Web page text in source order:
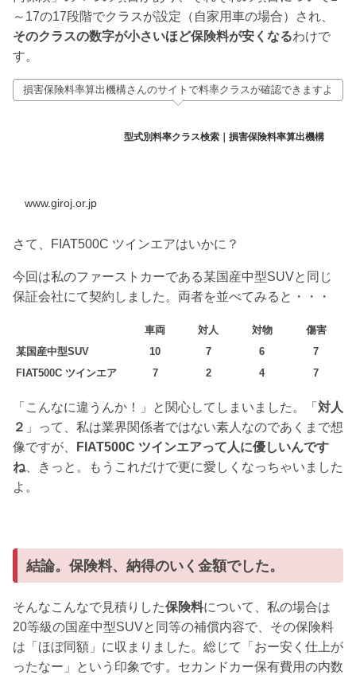
～17の17段階でクラスが設定（自家用車の場合）され、
そのクラスの数字が小さいほど保険料が安くなるわけで
す。
損害保険料率算出機構さんのサイトで料率クラスが確認できますよ
型式別料率クラス検索｜損害保険料率算出機構
www.giroj.or.jp
さて、FIAT500C ツインエアはいかに？
今回は私のファーストカーである某国産中型SUVと同じ
保証会社にて契約しました。両者を並べてみると・・・
車両 対人 対物
傷害
某国産中型SUV
10 7 6
7
FIAT500C ツインエア
7 2 4 7
「こんなに違うんか！」と関心してしまいました。「 対人
２ 」って、私は業界関係者ではない素人なのであくまで想
像ですが、
FIAT500C ツインエアって人に優しいんです
ね 、きっと。もうこれだけで更に愛しくなっちゃいました
よ。
結論。保険料、納得のいく金額でした。
そんなこんなで見積りした保険料について、私の場合は
20等級の国産中型SUVと同等の補償内容で、その保険料
は「ほぼ同額」に収まりました。総じて「おー安く仕上が
ったなー」という印象です。セカンドカー保有費用の内数